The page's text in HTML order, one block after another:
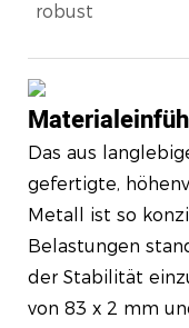
robust
Das aus
gefertigte,
Metall ist so
Belastungen
der Stabilität
von 83 x 2 mm